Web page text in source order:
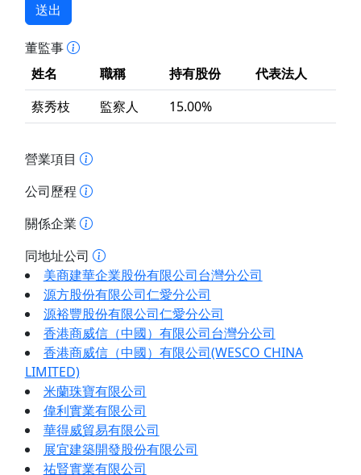
送出
董監事
姓名
職稱 持有股份
代表法人
蔡秀枝
監察人 15.00%
營業項目
公司歷程
關係企業
同地址公司
美商建華企業股份有限公司台灣分公司
源方股份有限公司仁愛分公司
源裕豐股份有限公司仁愛分公司
香港商威信（中國）有限公司台灣分公司
香港商威信（中國）有限公司(WESCO CHINA
LIMITED)
米蘭珠寶有限公司
偉利實業有限公司
華得威貿易有限公司
展宜建築開發股份有限公司
祐賢實業有限公司